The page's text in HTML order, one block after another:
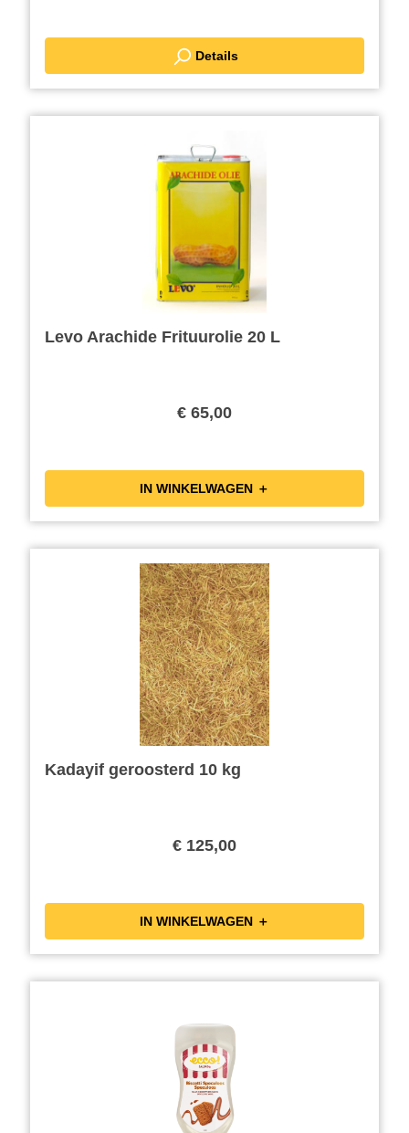
Details
Levo Arachide Frituurolie 20 L
€ 65,00
IN WINKELWAGEN ＋
Kadayif geroosterd 10 kg
€ 125,00
IN WINKELWAGEN ＋